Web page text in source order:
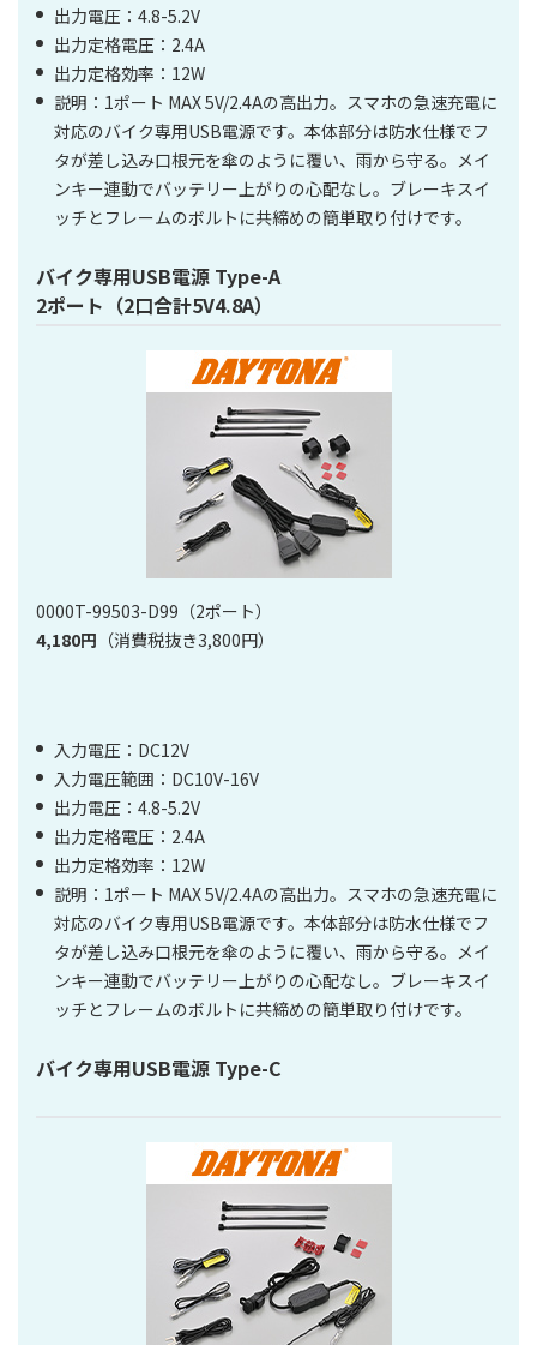
出力電圧：4.8-5.2V
出力定格電圧：2.4A
出力定格効率：12W
説明：1ポート MAX 5V/2.4Aの高出力。スマホの急速充電に
対応のバイク専用USB電源です。本体部分は防水仕様でフ
タが差し込み口根元を傘のように覆い、雨から守る。メイ
ンキー連動でバッテリー上がりの心配なし。ブレーキスイ
ッチとフレームのボルトに共締めの簡単取り付けです。
バイク専用USB電源 Type-A
2ポート（2口合計5V4.8A）
0000T-99503-D99（2ポート）
4,180円 （消費税抜き3,800円）
入力電圧：DC12V
入力電圧範囲：DC10V-16V
出力電圧：4.8-5.2V
出力定格電圧：2.4A
出力定格効率：12W
説明：1ポート MAX 5V/2.4Aの高出力。スマホの急速充電に
対応のバイク専用USB電源です。本体部分は防水仕様でフ
タが差し込み口根元を傘のように覆い、雨から守る。メイ
ンキー連動でバッテリー上がりの心配なし。ブレーキスイ
ッチとフレームのボルトに共締めの簡単取り付けです。
バイク専用USB電源 Type-C